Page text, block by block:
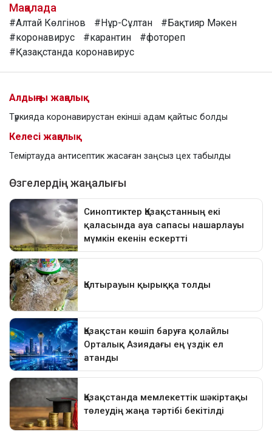
Мақалада
#Алтай Көлгінов #Нұр-Сұлтан
#Бақтияр Мәкен
#коронавирус
#карантин
#фотореп
#Қазақстанда коронавирус
Алдыңғы жаңалық
Түркияда коронавирустан екінші адам қайтыс болды
Келесі жаңалық
Теміртауда антисептик жасаған заңсыз цех табылды